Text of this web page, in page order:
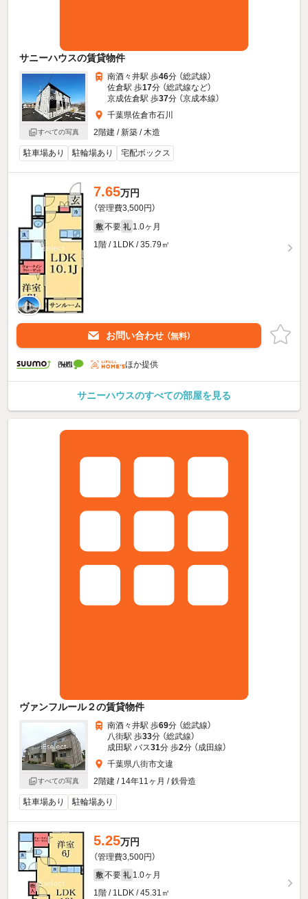
サニーハウスの賃貸物件
すべての写真
南酒々井駅 歩46分 （総武線）
佐倉駅 歩17分 （総武線など）
京成佐倉駅 歩37分 （京成本線）
千葉県佐倉市石川
2階建 / 新築 / 木造
駐車場あり 駐輪場あり 宅配ボックス
7.65万円
（管理費3,500円）
敷 不要 礼 1.0ヶ月
1階 / 1LDK / 35.79㎡
お問い合わせ （無料）
ほか提供
サニーハウスのすべての部屋を見る
ヴァンフルール２の賃貸物件
すべての写真
南酒々井駅 歩69分 （総武線）
八街駅 歩33分 （総武線）
成田駅 バス31分 歩2分 （成田線）
千葉県八街市文違
2階建 / 14年11ヶ月 / 鉄骨造
駐車場あり 駐輪場あり
5.25万円
（管理費3,500円）
敷 不要 礼 1.0ヶ月
1階 / 1LDK / 45.31㎡